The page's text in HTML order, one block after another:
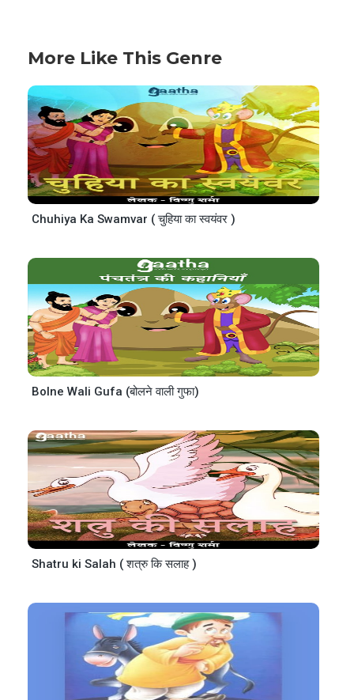
More Like This Genre
Chuhiya Ka Swamvar ( चुहिया का स्वयंवर )
Bolne Wali Gufa (बोलने वाली गुफा)
Shatru ki Salah ( शत्रु कि सलाह )